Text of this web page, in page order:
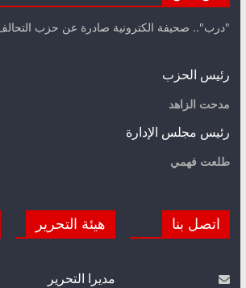
"درب".. صحيفة الكترونية صادرة عن حزب
رئيس الحزب
مدحت الزاهد
رئيس مجلس الإدارة
طلعت فهمي
اتصل بنا هيئة التحرير
مديرا التحرير